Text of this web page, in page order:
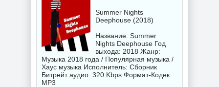
Summer Nights
Deephouse (2018)
Название: Summer
Nights Deephouse Год
выхода: 2018 Жанр:
Музыка 2018 года / Популярная музыка /
Хаус музыка Исполнитель: Сборник
Битрейт аудио: 320 Kbps Формат-Кодек:
MP3